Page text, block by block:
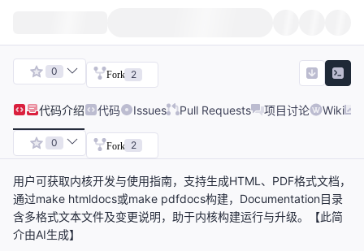
0 Fork 2
代码介绍 代码 Issues Pull Requests 项目讨论 Wiki
0 Fork 2
用户可获取内核开发与使用指南，支持生成HTML、PDF格式文档，
通过make htmldocs或make pdfdocs构建，Documentation目录
含多格式文本文件及变更说明，助于内核构建运行与升级。【此简
介由AI生成】